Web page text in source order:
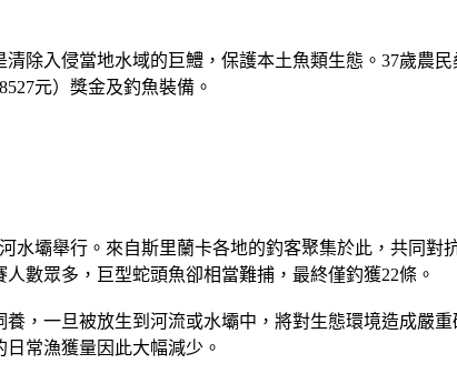
入侵當地水域的巨鱧，保護本土魚類生態。37歲農民
元）獎金及釣魚裝備。
水壩舉行。來自斯里蘭卡各地的釣客聚集於此，共同
數眾多，巨型蛇頭魚卻相當難捕，最終僅釣獲22條。
，一旦被放生到河流或水壩中，將對生態環境造成嚴重
常漁獲量因此大幅減少。